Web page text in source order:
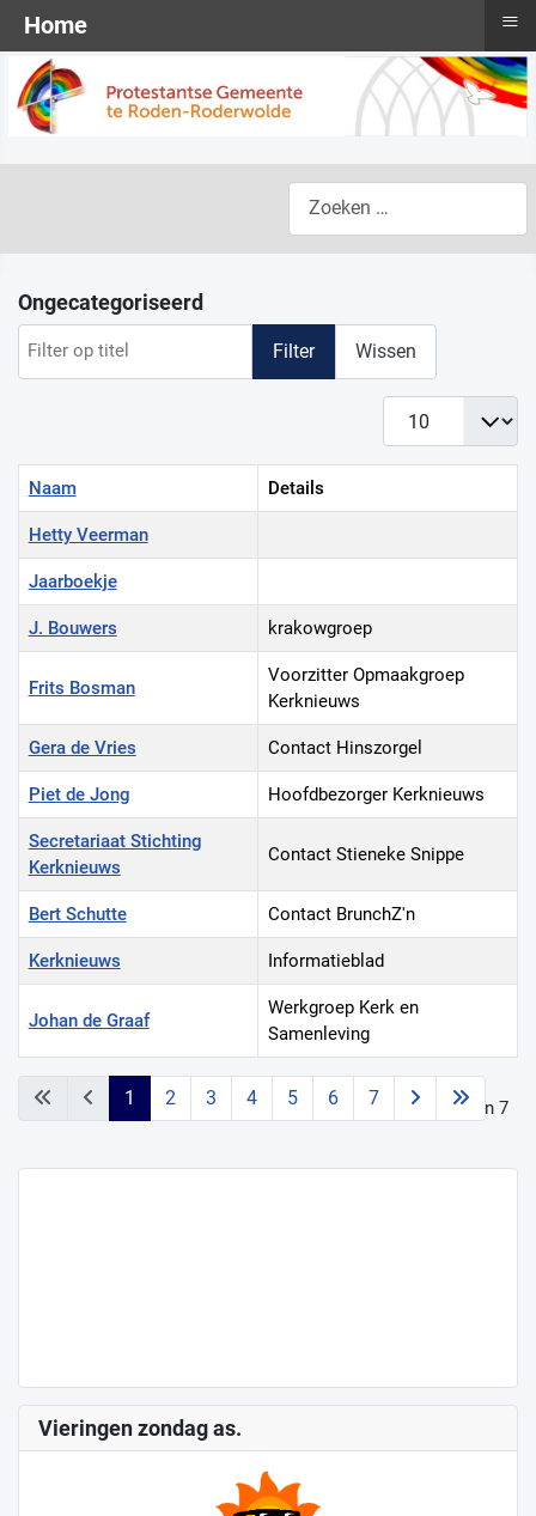
Ongecategoriseerd
Filter Wissen
Naam Details
Hetty Veerman
Jaarboekje
J. Bouwers krakowgroep
Frits Bosman
Voorzitter Opmaakgroep
Kerknieuws
Gera de Vries Contact Hinszorgel
Piet de Jong Hoofdbezorger Kerknieuws
Secretariaat Stichting
Kerknieuws
Contact Stieneke Snippe
Bert Schutte Contact BrunchZ'n
Kerknieuws Informatieblad
Johan de Graaf
Werkgroep Kerk en
Samenleving
Pagina 1 van 7
1 2 3 4 5 6 7
Vieringen zondag as.
Home ≡